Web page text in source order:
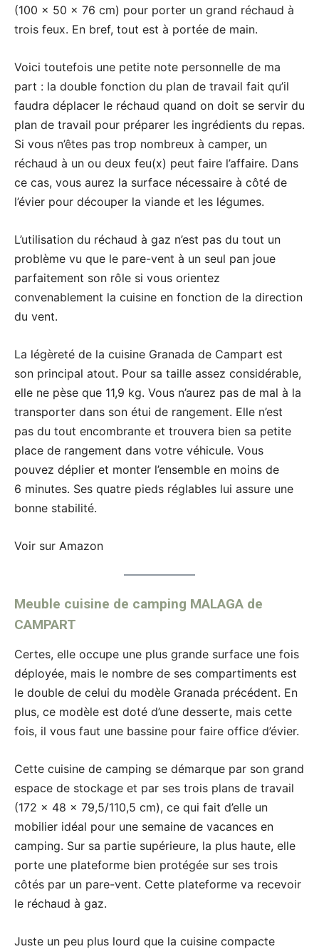
(100 x 50 x 76 cm) pour porter un grand réchaud à
trois feux. En bref, tout est à portée de main.
Voici toutefois une petite note personnelle de ma
part : la double fonction du plan de travail fait qu’il
faudra déplacer le réchaud quand on doit se servir du
plan de travail pour préparer les ingrédients du repas.
Si vous n’êtes pas trop nombreux à camper, un
réchaud à un ou deux feu(x) peut faire l’affaire. Dans
ce cas, vous aurez la surface nécessaire à côté de
l’évier pour découper la viande et les légumes.
L’utilisation du réchaud à gaz n’est pas du tout un
problème vu que le pare-vent à un seul pan joue
parfaitement son rôle si vous orientez
convenablement la cuisine en fonction de la direction
du vent.
La légèreté de la cuisine Granada de Campart est
son principal atout. Pour sa taille assez considérable,
elle ne pèse que 11,9 kg. Vous n’aurez pas de mal à la
transporter dans son étui de rangement. Elle n’est
pas du tout encombrante et trouvera bien sa petite
place de rangement dans votre véhicule. Vous
pouvez déplier et monter l’ensemble en moins de
6 minutes. Ses quatre pieds réglables lui assure une
bonne stabilité.
Voir sur Amazon
Meuble cuisine de camping MALAGA de
CAMPART
Certes, elle occupe une plus grande surface une fois
déployée, mais le nombre de ses compartiments est
le double de celui du modèle Granada précédent. En
plus, ce modèle est doté d’une desserte, mais cette
fois, il vous faut une bassine pour faire office d’évier.
Cette cuisine de camping se démarque par son grand
espace de stockage et par ses trois plans de travail
(172 x 48 x 79,5/110,5 cm), ce qui fait d’elle un
mobilier idéal pour une semaine de vacances en
camping. Sur sa partie supérieure, la plus haute, elle
porte une plateforme bien protégée sur ses trois
côtés par un pare-vent. Cette plateforme va recevoir
le réchaud à gaz.
Juste un peu plus lourd que la cuisine compacte